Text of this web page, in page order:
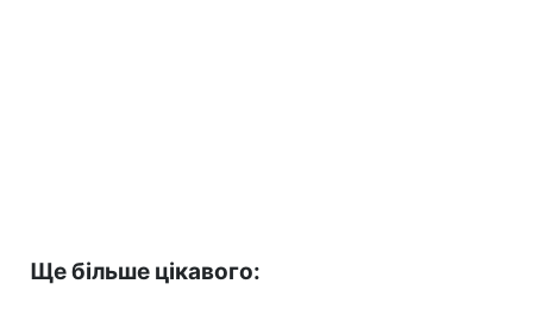
Ще більше цікавого: